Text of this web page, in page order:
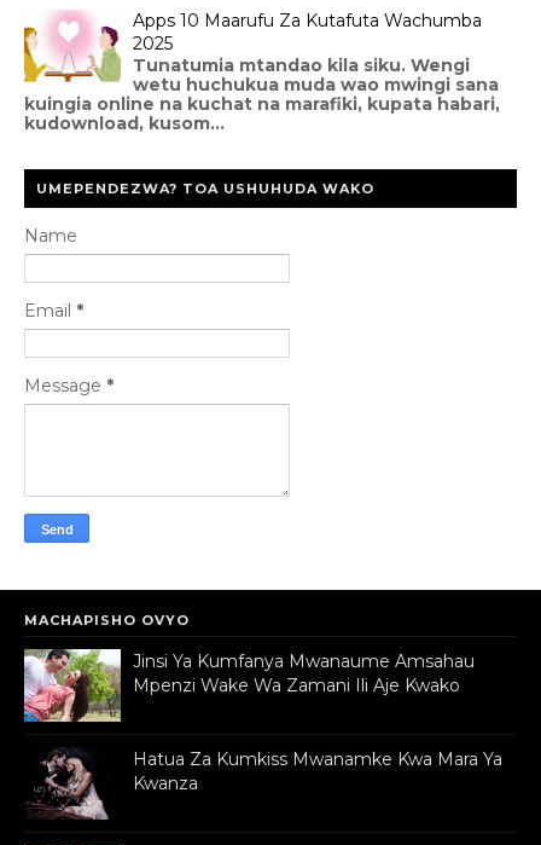
Apps 10 Maarufu Za Kutafuta Wachumba
2025
Tunatumia mtandao kila siku. Wengi
wetu huchukua muda wao mwingi sana
kuingia online na kuchat na marafiki, kupata habari,
kudownload, kusom...
UMEPENDEZWA? TOA USHUHUDA WAKO
Name
Email *
Message *
MACHAPISHO OVYO
Jinsi Ya Kumfanya Mwanaume Amsahau
Mpenzi Wake Wa Zamani Ili Aje Kwako
Hatua Za Kumkiss Mwanamke Kwa Mara Ya
Kwanza